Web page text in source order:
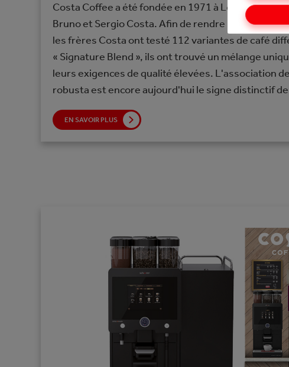
Costa Coffee a été fondée en 1971 à Londres par
Bruno et Sergio Costa. Afin de rendre un bon café
les frères Costa ont testé 112 variantes de café
« Signature Blend », ils ont trouvé un mélange
leurs exigences de qualité élevées. L'association
robusta est encore aujourd'hui le signe distinctif
EN SAVOIR PLUS